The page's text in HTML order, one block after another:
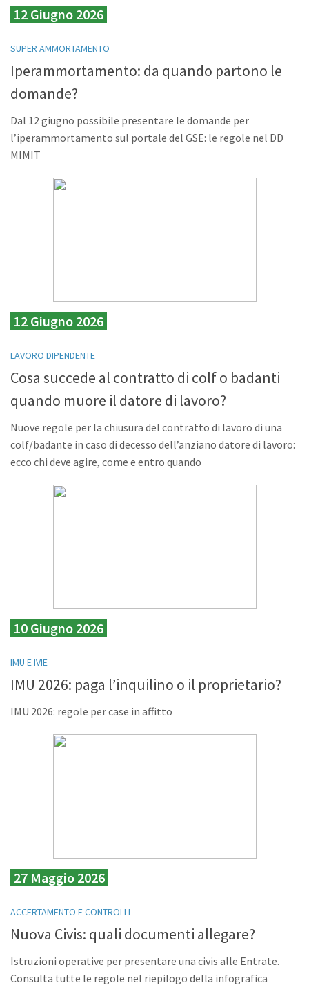
12 Giugno 2026
SUPER AMMORTAMENTO
Iperammortamento: da quando partono le
domande?
Dal 12 giugno possibile presentare le domande per
l’iperammortamento sul portale del GSE: le regole nel DD
MIMIT
12 Giugno 2026
LAVORO DIPENDENTE
Cosa succede al contratto di colf o badanti
quando muore il datore di lavoro?
Nuove regole per la chiusura del contratto di lavoro di una
colf/badante in caso di decesso dell’anziano datore di lavoro:
ecco chi deve agire, come e entro quando
10 Giugno 2026
IMU E IVIE
IMU 2026: paga l’inquilino o il proprietario?
IMU 2026: regole per case in affitto
27 Maggio 2026
ACCERTAMENTO E CONTROLLI
Nuova Civis: quali documenti allegare?
Istruzioni operative per presentare una civis alle Entrate.
Consulta tutte le regole nel riepilogo della infografica